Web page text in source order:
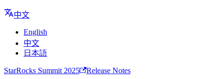
中文
English
中文
日本語
StarRocks Summit 2025 Release Notes